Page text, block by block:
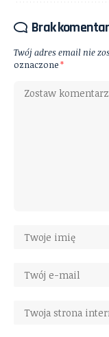
Brak
Twój adres email nie
oznaczone*